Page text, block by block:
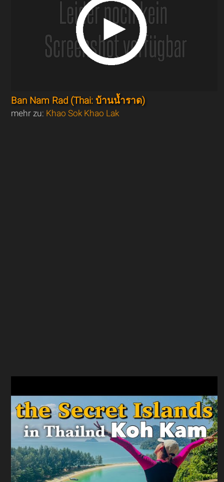
Ban Nam Rad (Thai: บ้านน้ำราด)
mehr zu: Khao Sok Khao Lak